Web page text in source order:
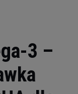
3 –